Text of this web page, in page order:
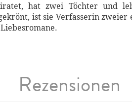
hat zwei Töchter und
ist sie Verfasserin
Rezensionen